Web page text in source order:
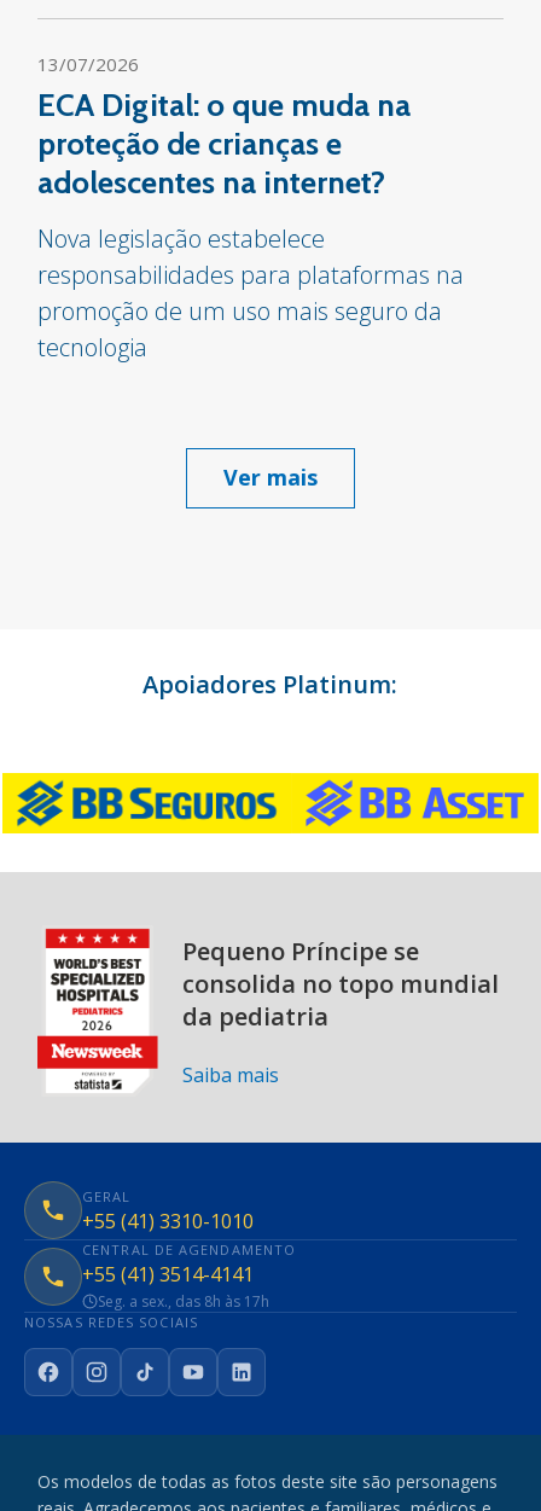
13/07/2026
ECA Digital: o que muda na
proteção de crianças e
adolescentes na internet?
Nova legislação estabelece
responsabilidades para plataformas na
promoção de um uso mais seguro da
tecnologia
Ver mais
Apoiadores Platinum:
Pequeno Príncipe se
consolida no topo mundial
da pediatria
Saiba mais
GERAL
+55 (41) 3310-1010
CENTRAL DE AGENDAMENTO
+55 (41) 3514-4141
Seg. a sex., das 8h às 17h
NOSSAS REDES SOCIAIS
FacebookInstagram
TikTokYouTubeLinkedIn
Os modelos de todas as fotos deste site são personagens